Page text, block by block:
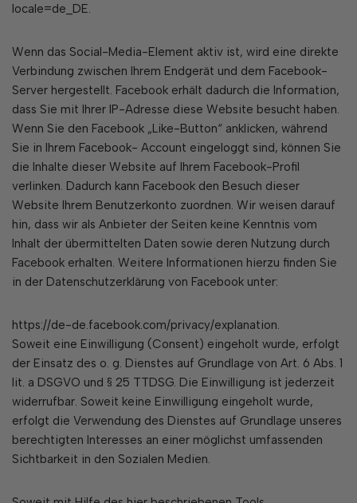
locale=de_DE.
Wenn das Social-Media-Element aktiv ist, wird eine direkte
Verbindung zwischen Ihrem Endgerät und dem Facebook-
Server hergestellt. Facebook erhält dadurch die Information,
dass Sie mit Ihrer IP-Adresse diese Website besucht haben.
Wenn Sie den Facebook „Like-Button“ anklicken, während
Sie in Ihrem Facebook- Account eingeloggt sind, können Sie
die Inhalte dieser Website auf Ihrem Facebook-Profil
verlinken. Dadurch kann Facebook den Besuch dieser
Website Ihrem Benutzerkonto zuordnen. Wir weisen darauf
hin, dass wir als Anbieter der Seiten keine Kenntnis vom
Inhalt der übermittelten Daten sowie deren Nutzung durch
Facebook erhalten. Weitere Informationen hierzu finden Sie
in der Datenschutzerklärung von Facebook unter:
https://de-de.facebook.com/privacy/explanation.
Soweit eine Einwilligung (Consent) eingeholt wurde, erfolgt
der Einsatz des o. g. Dienstes auf Grundlage von Art. 6 Abs. 1
lit. a DSGVO und § 25 TTDSG. Die Einwilligung ist jederzeit
widerrufbar. Soweit keine Einwilligung eingeholt wurde,
erfolgt die Verwendung des Dienstes auf Grundlage unseres
berechtigten Interesses an einer möglichst umfassenden
Sichtbarkeit in den Sozialen Medien.